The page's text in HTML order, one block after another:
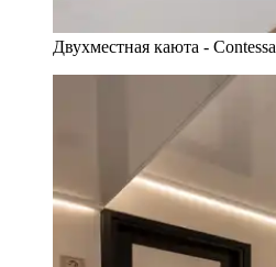
Двухместная каюта - Contessa